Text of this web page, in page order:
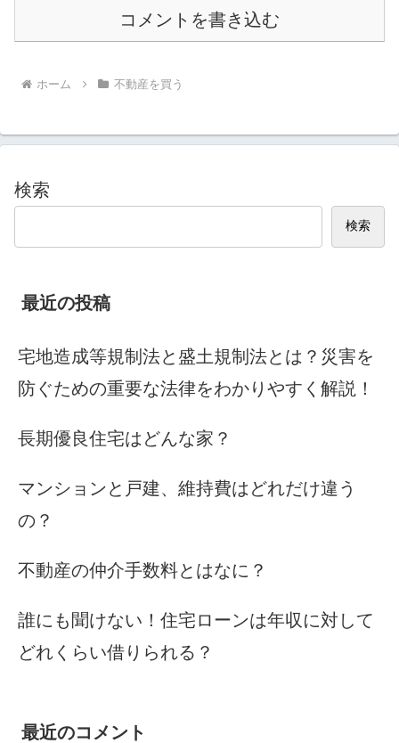
コメントを書き込む
ホーム 不動産を買う
検索
検索
最近の投稿
宅地造成等規制法と盛土規制法とは？災害を
防ぐための重要な法律をわかりやすく解説！
長期優良住宅はどんな家？
マンションと戸建、維持費はどれだけ違う
の？
不動産の仲介手数料とはなに？
誰にも聞けない！住宅ローンは年収に対して
どれくらい借りられる？
最近のコメント